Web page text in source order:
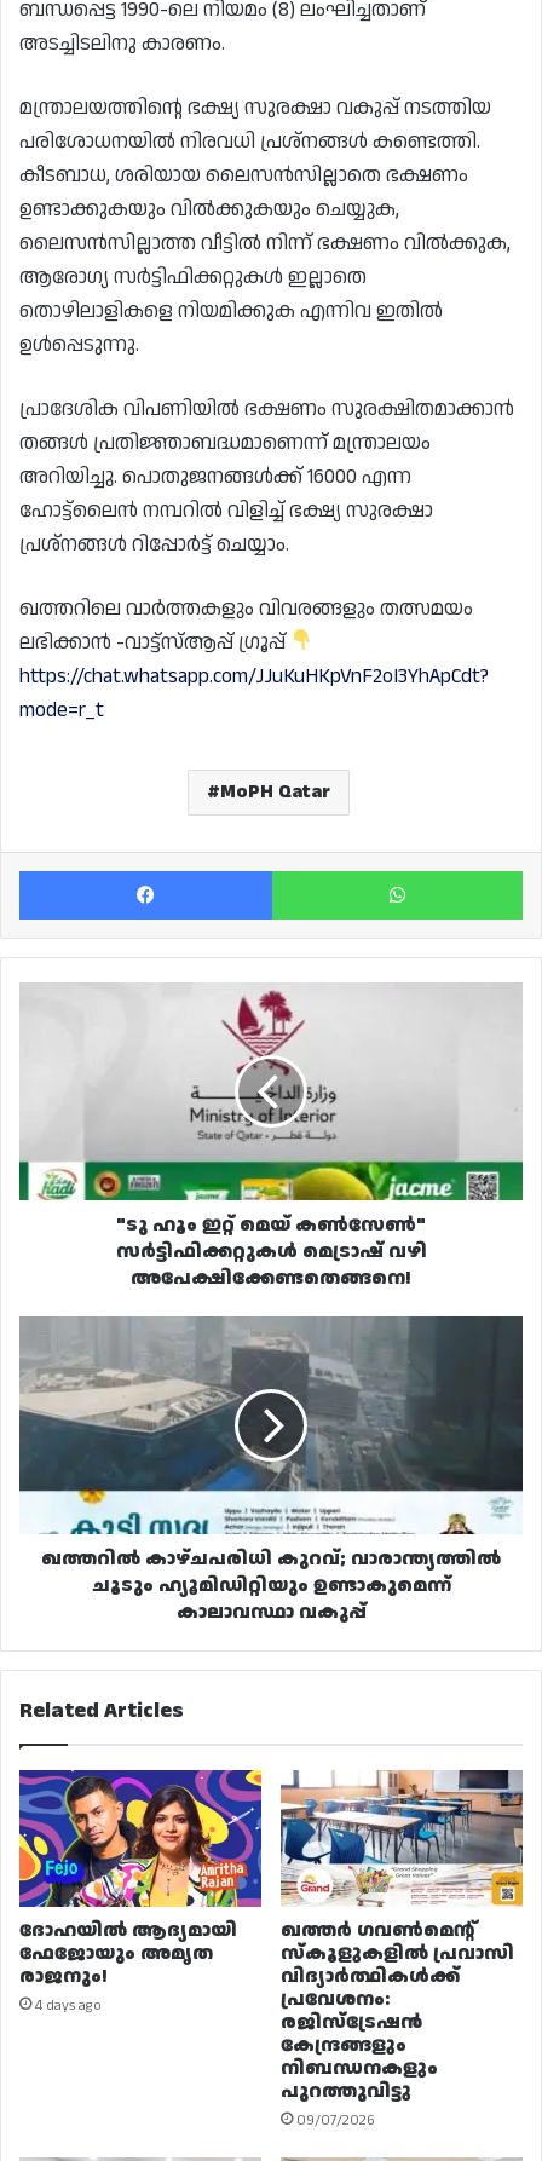
ബന്ധപ്പെട്ട 1990-ലെ നിയമം (8) ലംഘിച്ചതാണ്
അടച്ചിടലിനു കാരണം.
മന്ത്രാലയത്തിന്റെ ഭക്ഷ്യ സുരക്ഷാ വകുപ്പ് നടത്തിയ
പരിശോധനയിൽ നിരവധി പ്രശ്‌നങ്ങൾ കണ്ടെത്തി.
കീടബാധ, ശരിയായ ലൈസൻസില്ലാതെ ഭക്ഷണം
ഉണ്ടാക്കുകയും വിൽക്കുകയും ചെയ്യുക,
ലൈസൻസില്ലാത്ത വീട്ടിൽ നിന്ന് ഭക്ഷണം വിൽക്കുക,
ആരോഗ്യ സർട്ടിഫിക്കറ്റുകൾ ഇല്ലാതെ
തൊഴിലാളികളെ നിയമിക്കുക എന്നിവ ഇതിൽ
ഉൾപ്പെടുന്നു.
പ്രാദേശിക വിപണിയിൽ ഭക്ഷണം സുരക്ഷിതമാക്കാൻ
തങ്ങൾ പ്രതിജ്ഞാബദ്ധമാണെന്ന് മന്ത്രാലയം
അറിയിച്ചു. പൊതുജനങ്ങൾക്ക് 16000 എന്ന
ഹോട്ട്‌ലൈൻ നമ്പറിൽ വിളിച്ച് ഭക്ഷ്യ സുരക്ഷാ
പ്രശ്‌നങ്ങൾ റിപ്പോർട്ട് ചെയ്യാം.
ഖത്തറിലെ വാർത്തകളും വിവരങ്ങളും തത്സമയം
ലഭിക്കാൻ -വാട്ട്സ്ആപ്പ് ഗ്രൂപ്പ്
https://chat.whatsapp.com/JJuKuHKpVnF2oI3YhApCdt?
mode=r_t
MoPH Qatar
Facebook
വഴി
അപേക്ഷിക്കേണ്ടതെങ്ങനെ!
"ടു ഹൂം ഇറ്റ് മെയ് കൺസേൺ"
സർട്ടിഫിക്കറ്റുകൾ മെട്രാഷ് വഴി
അപേക്ഷിക്കേണ്ടതെങ്ങനെ!
കാഴ്‌ചപരിധി
കുറവ്;
വാരാന്ത്യത്തിൽ
ചൂടും
ഉണ്ടാകുമെന്ന്
കാലാവസ്ഥാ
വകുപ്പ്
ഖത്തറിൽ കാഴ്‌ചപരിധി കുറവ്; വാരാന്ത്യത്തിൽ
ചൂടും ഹ്യൂമിഡിറ്റിയും ഉണ്ടാകുമെന്ന്
കാലാവസ്ഥാ വകുപ്പ്
Related Articles
ദോഹയിൽ ആദ്യമായി
ഫേജോയും അമൃത
രാജനും!
4 days ago
ഖത്തർ ഗവൺമെന്റ്
സ്കൂളുകളിൽ പ്രവാസി
വിദ്യാർത്ഥികൾക്ക്
പ്രവേശനം:
രജിസ്ട്രേഷൻ
കേന്ദ്രങ്ങളും
നിബന്ധനകളും
പുറത്തുവിട്ടു
09/07/2026